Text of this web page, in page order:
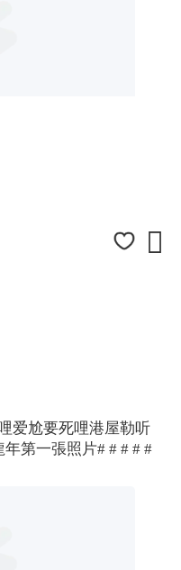

爱尬要死哩港屋勒听
年第一張照片# # # # #